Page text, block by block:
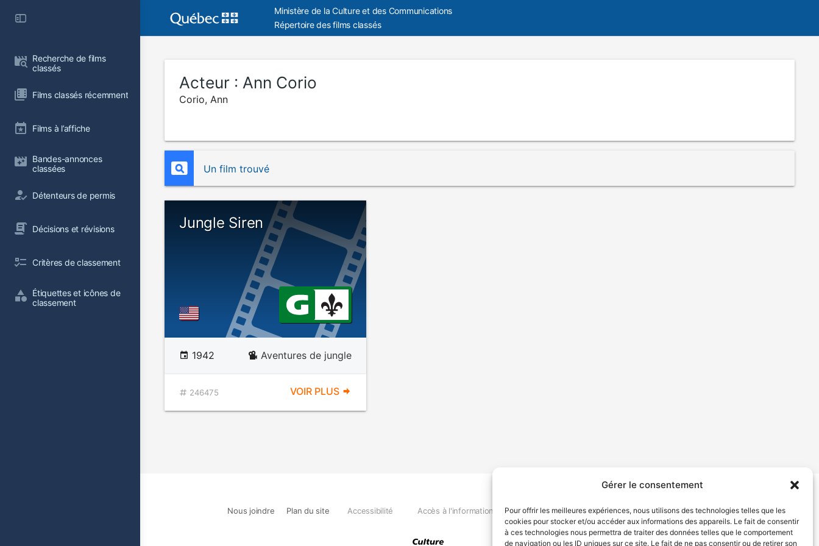
Gérer le consentement
Pour offrir les meilleures expériences, nous utilisons des technologies telles que les
cookies pour stocker et/ou accéder aux informations des appareils. Le fait de consentir
à ces technologies nous permettra de traiter des données telles que le comportement
de navigation ou les ID uniques sur ce site. Le fait de ne pas consentir ou de retirer son
Recherche de films
classés
Films classés récemment
Films à l’affiche
Bandes-annonces
classées
Détenteurs de permis
Décisions et révisions
Critères de classement
Étiquettes et icônes de
classement
Ministère de la Culture et des Communications
Répertoire des films classés
Acteur : Ann Corio
Corio, Ann
Un film trouvé
Jungle Siren
1942 Aventures de jungle
246475 VOIR PLUS
Nous joindre Plan du site Accessibilité Accès à l'information Déclaration de services Politique de confidentialité